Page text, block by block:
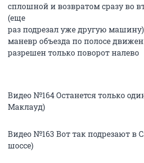
сплошной и возвратом сразу во
(еще
раз подрезал уже другую
маневр объезда по полосе
разрешен только поворот налево
Видео №164 Останется только
Маклауд)
Видео №163 Вот так подрезают в
шоссе)